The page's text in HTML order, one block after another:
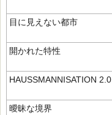
目に見えない都市
開かれた特性
HAUSSMANNISATION 2.0
曖昧な境界